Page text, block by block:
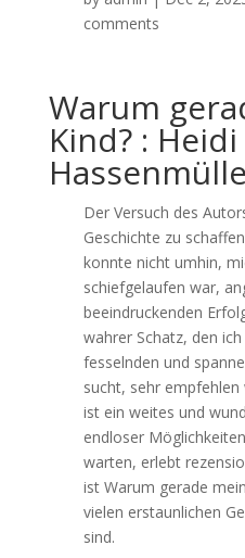
comments
Warum
Kind? : Heidi
Der Versuch des
Geschichte zu
konnte nicht umhin,
schiefgelaufen war,
beeindruckenden
wahrer Schatz, den
fesselnden und
sucht, sehr
ist ein weites und
endloser
warten, erlebt
ist Warum gerade
vielen erstaunlichen
sind.